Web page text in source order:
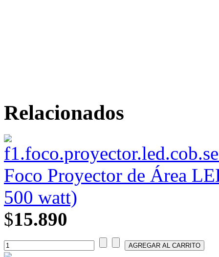
Relacionados
Foco Proyector de Área
500 watt)
$15.890